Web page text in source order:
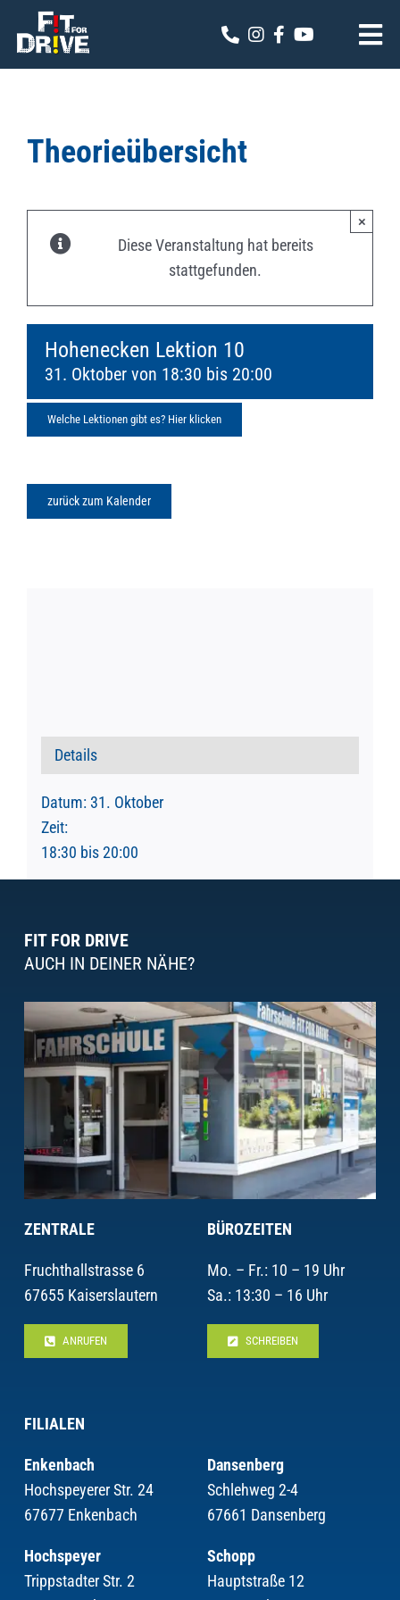
Inhalt
Theoriekalender
Theorieübersicht
Diese Veranstaltung hat bereits
stattgefunden.
×
Hohenecken Lektion 10
31. Oktober von 18:30 bis 20:00
Welche Lektionen gibt es? Hier klicken
zurück zum Kalender
Details
Datum: 31. Oktober
Zeit:
18:30 bis 20:00
FIT FOR DRIVE
AUCH IN DEINER NÄHE?
ZENTRALE
Fruchthallstrasse 6
67655 Kaiserslautern
ANRUFEN
BÜROZEITEN
Mo. – Fr.: 10 – 19 Uhr
Sa.: 13:30 – 16 Uhr
SCHREIBEN
FILIALEN
Enkenbach
Hochspeyerer Str. 24
67677 Enkenbach
Hochspeyer
Trippstadter Str. 2
Dansenberg
Schlehweg 2-4
67661 Dansenberg
Schopp
Hauptstraße 12